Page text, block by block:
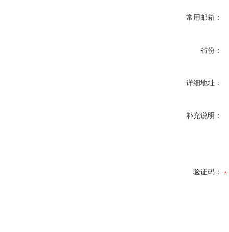
常用邮箱：
省份：
详细地址：
补充说明：
验证码：